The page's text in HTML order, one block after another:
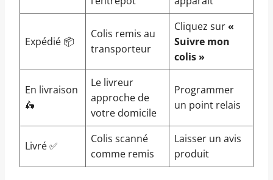
Expédié 📦
Colis remis au
transporteur
Cliquez sur«
Suivre mon
colis »
En livraison
🛵
Le livreur
approche de
votre domicile
Programmer
un point relais
Livré ✅
Colis scanné
comme remis
Laisser un avis
produit